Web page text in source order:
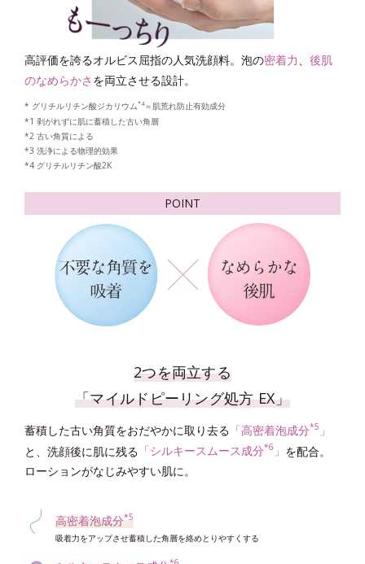
高評価を誇るオルビス屈指の人気洗顔料。泡の密着力、 後肌
のなめらかさ を両立させる設計。
* グリチルリチン酸ジカリウム*4＝肌荒れ防止有効成分
*1 剥がれずに肌に蓄積した古い角層
*2 古い角質による
*3 洗浄による物理的効果
*4 グリチルリチン酸2K
POINT
2つを両立する
「マイルドピーリング処方 EX」
蓄積した古い角質をおだやかに取り去る 「高密着泡成分*5 」
と、洗顔後に肌に残る 「シルキースムース成分*6 」 を配合。
ローションがなじみやすい肌に。
高密着泡成分*5
吸着力をアップさせ蓄積した角層を絡めとりやすくする